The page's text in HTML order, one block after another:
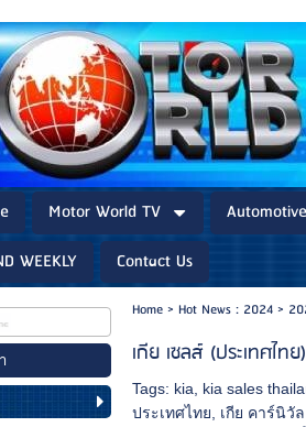
Motor World TV
WEEKLY
Contact Us
Home> Hot News : 2024>
เกีย เซลส์ (ประเทศ
Tags: kia
kia sales
ประเทศไทย
เกีย คาร์นิวัล